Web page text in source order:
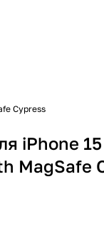
Cypress
iPhone
MagSafe